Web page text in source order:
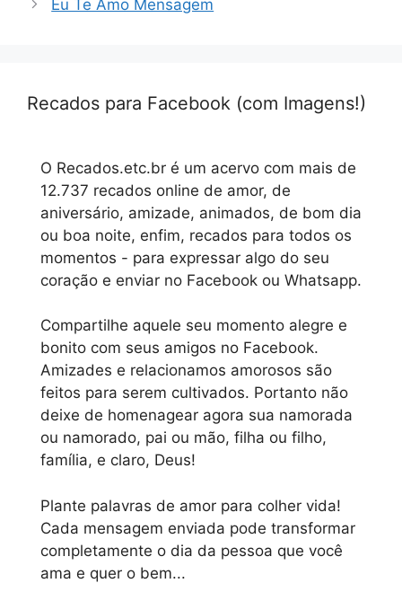
Eu Te Amo Mensagem
Recados para Facebook (com Imagens!)
O Recados.etc.br é um acervo com mais de
12.737 recados online de amor, de
aniversário, amizade, animados, de bom dia
ou boa noite, enfim, recados para todos os
momentos - para expressar algo do seu
coração e enviar no Facebook ou Whatsapp.
Compartilhe aquele seu momento alegre e
bonito com seus amigos no Facebook.
Amizades e relacionamos amorosos são
feitos para serem cultivados. Portanto não
deixe de homenagear agora sua namorada
ou namorado, pai ou mão, filha ou filho,
família, e claro, Deus!
Plante palavras de amor para colher vida!
Cada mensagem enviada pode transformar
completamente o dia da pessoa que você
ama e quer o bem...